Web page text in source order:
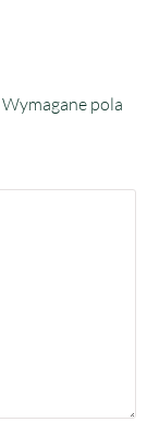
Wymagane pola